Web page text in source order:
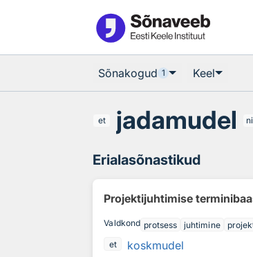
Sõnakogud 1 Keel
et jadamudel
Erialasõnastikud
Projektijuhtimise
Valdkond protsess juhtimine
et
koskmudel